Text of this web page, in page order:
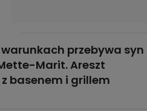
przebywa syn
Marit. Areszt
basenem i grillem